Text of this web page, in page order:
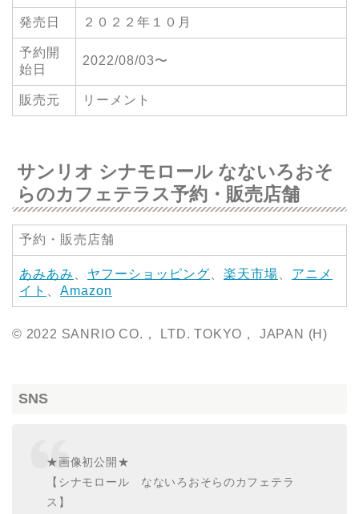
発売日 ２０２２年１０月
予約開
始日
2022/08/03〜
販売元 リーメント
サンリオ シナモロール なないろおそ
らのカフェテラス予約・販売店舗
予約・販売店舗
あみあみ 、 ヤフーショッピング、 楽天市場、 アニメ
イト 、 Amazon
© 2022 SANRIO CO.， LTD. TOKYO， JAPAN (H)
SNS
★画像初公開★
【シナモロール なないろおそらのカフェテラ
ス】